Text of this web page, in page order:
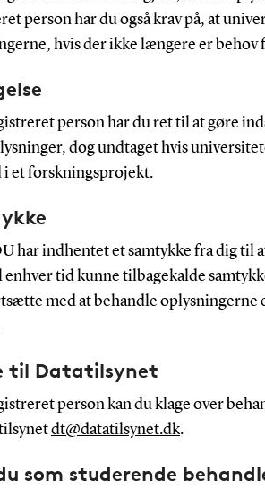
person har du også krav på, at
hvis der ikke længere er behov
person har du ret til at gøre
dog undtaget hvis
i et forskningsprojekt.
har indhentet et samtykke fra dig til
enhver tid kunne tilbagekalde
med at behandle oplysningerne
til Datatilsynet
person kan du klage over
dt@datatilsynet.dk.
som studerende